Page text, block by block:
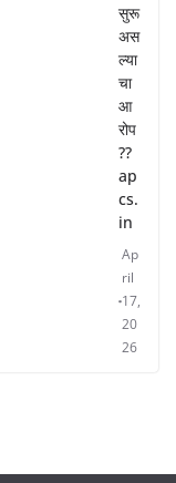
सुरू
अस
ल्या
चा
आ
रोप
??
ap
cs.
in
Ap
ril
17,
20
26